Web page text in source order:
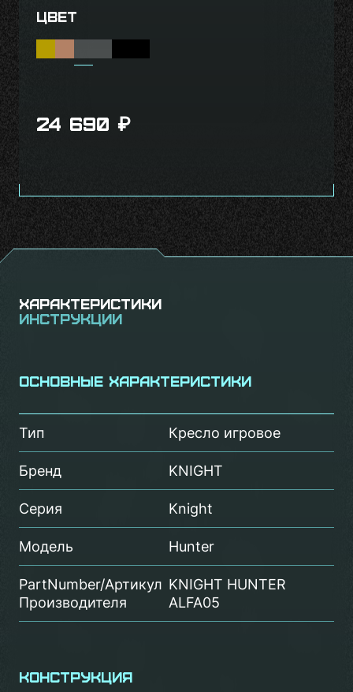
Цвет
24 690 ₽
Характеристики
Инструкции
Основные характеристики
Тип Кресло игровое
Бренд KNIGHT
Серия Knight
Модель Hunter
PartNumber/Артикул
Производителя
KNIGHT HUNTER
ALFA05
Конструкция